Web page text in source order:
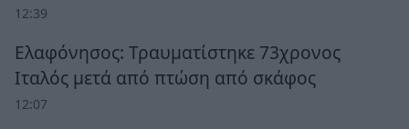
12:39
Ελαφόνησος: Τραυματίστηκε 73χρονος
Ιταλός μετά από πτώση από σκάφος
12:07